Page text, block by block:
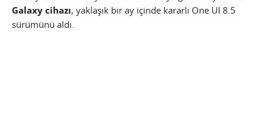
Galaxy cihazı, yaklaşık bir ay içinde kararlı One UI 8.5
sürümünü aldı.